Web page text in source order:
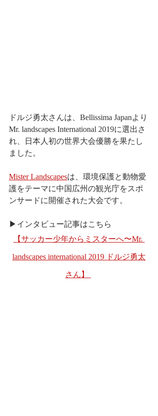
ドルジ勇太さんは、Bellissima Japanより
Mr. landscapes International 2019に選出さ
れ、日本人初の世界大会優勝を果たし
ました。
Mister Landscapesは、環境保護と動物愛
護をテーマに中国広州の観光庁をスポ
ンサードに開催された大会です。
▶インタビュー記事はこちら
【サッカー少年からミスターへ〜Mr.
landscapes international 2019 ドルジ勇太
さん】